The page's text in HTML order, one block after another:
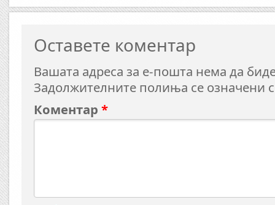
Оставете коментар
Вашата адреса за е-пошта нема да
Задолжителните полиња се означени
Коментар *